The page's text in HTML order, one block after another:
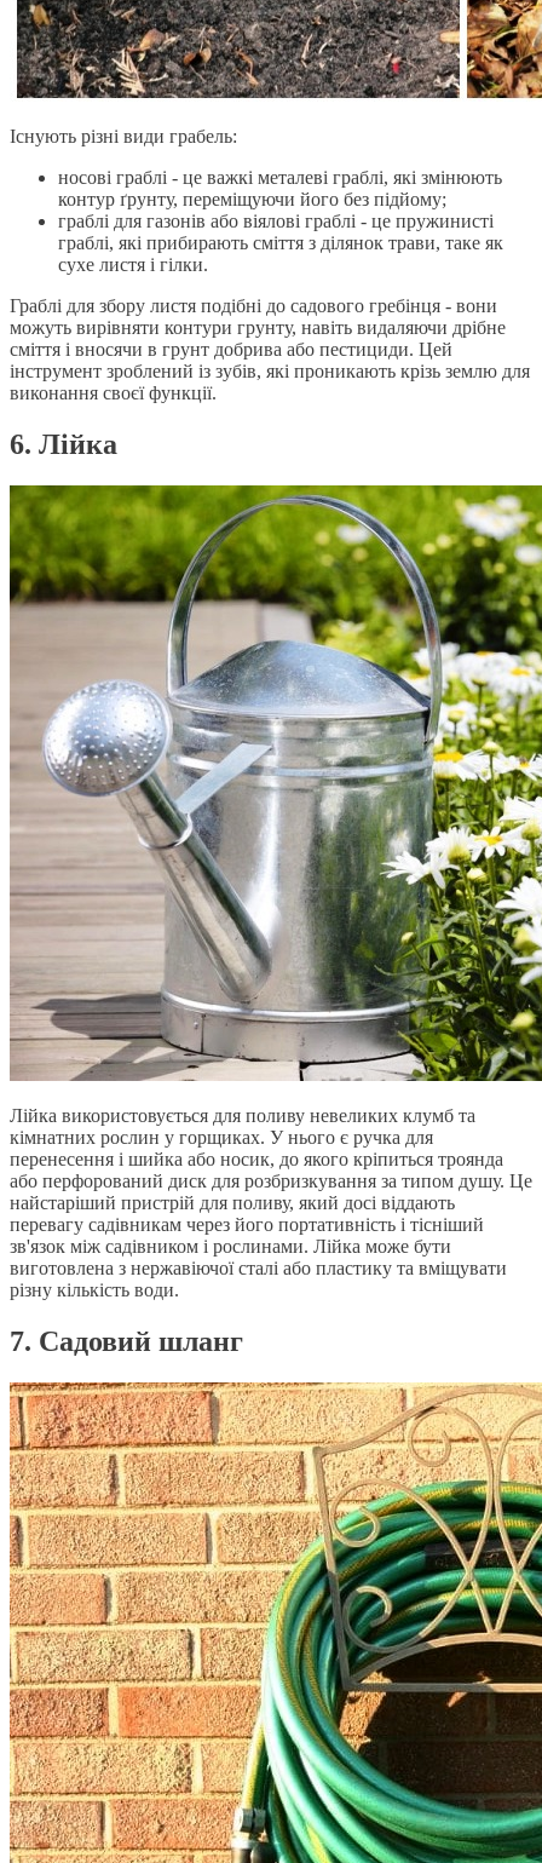
Існують різні види грабель:
носові граблі - це важкі металеві граблі, які змінюють
контур ґрунту, переміщуючи його без підйому;
граблі для газонів або віялові граблі - це пружинисті
граблі, які прибирають сміття з ділянок трави, таке як
сухе листя і гілки.
Граблі для збору листя подібні до садового гребінця - вони
можуть вирівняти контури грунту, навіть видаляючи дрібне
сміття і вносячи в грунт добрива або пестициди. Цей
інструмент зроблений із зубів, які проникають крізь землю для
виконання своєї функції.
6. Лійка
Лійка використовується для поливу невеликих клумб та
кімнатних рослин у горщиках. У нього є ручка для
перенесення і шийка або носик, до якого кріпиться троянда
або перфорований диск для розбризкування за типом душу. Це
найстаріший пристрій для поливу, який досі віддають
перевагу садівникам через його портативність і тісніший
зв'язок між садівником і рослинами. Лійка може бути
виготовлена з нержавіючої сталі або пластику та вміщувати
різну кількість води.
7. Садовий шланг